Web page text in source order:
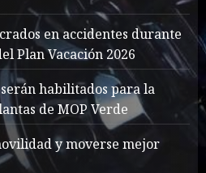
Messi, el hombre
acompañó a Lionel
sus primeros pasos
8, 2026 57
for the
heroes of World
en accidentes durante
Plan Vacación 2026
habilitados para la
de MOP Verde
y moverse mejor